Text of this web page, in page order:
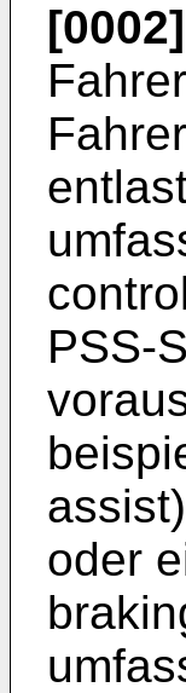
[0002]
PSS-
oder